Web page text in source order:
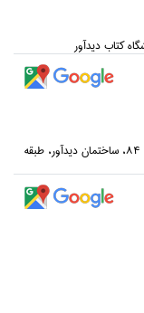
خيابان انقلاب، خيابان فخررازي، خيابان روانمهر شرقي، شماره 84، ساختمان ديدآور، طبقه